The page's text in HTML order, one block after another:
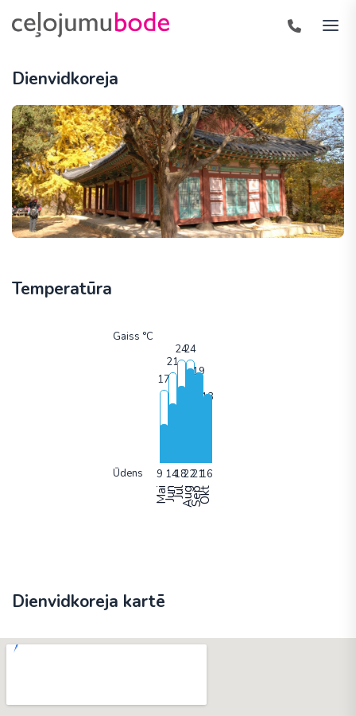
Dienvidkoreja
Temperatūra
Gaiss °C
Ūdens
MaiJunJūlAugSepOkt
Dienvidkoreja kartē